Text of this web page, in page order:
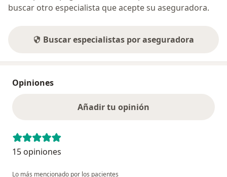
buscar otro especialista que acepte su aseguradora.
Buscar especialistas por aseguradora
Opiniones
Añadir tu opinión
15 opiniones
Lo más mencionado por los pacientes